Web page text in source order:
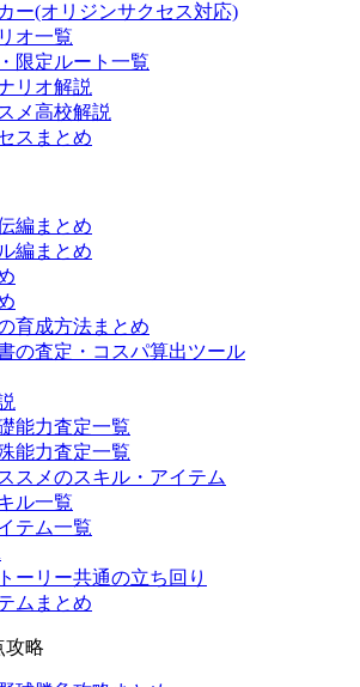
ー(オリジンサクセス対応)
オ一覧
限定ルート一覧
リオ解説
メ高校解説
スまとめ
編まとめ
編まとめ
育成方法まとめ
の査定・コスパ算出ツール
能力査定一覧
能力査定一覧
スメのスキル・アイテム
ル一覧
テム一覧
ーリー共通の立ち回り
ムまとめ
攻略